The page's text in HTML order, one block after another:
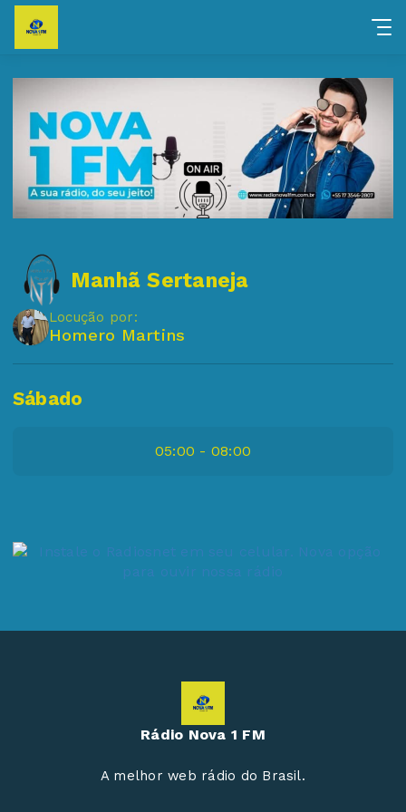
Manhã Sertaneja
Locução por:
Homero Martins
Sábado
05:00 - 08:00
Rádio Nova 1 FM
A melhor web rádio do Brasil.